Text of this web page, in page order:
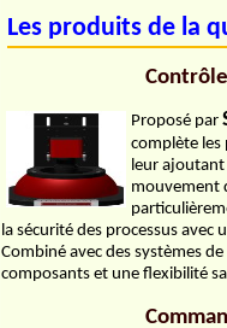
Les produits de la
Proposé par
complète les
leur ajoutant
mouvement
la sécurité des processus
Combiné avec des systèmes
composants et une flexibilité